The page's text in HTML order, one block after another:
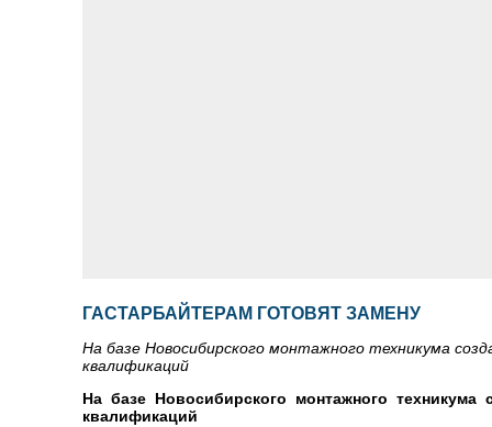
ГАСТАРБАЙТЕРАМ ГОТОВЯТ ЗАМЕНУ
На базе Новосибирского монтажного техникума
квалификаций
На базе Новосибирского монтажного
квалификаций